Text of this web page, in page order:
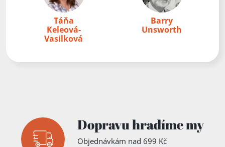
Táňa
Keleová-
Vasilková
Barry
Unsworth
Dopravu hradíme my
Objednávkám nad 699 Kč